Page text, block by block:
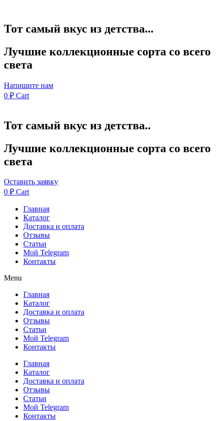
Тот самый вкус из детства...
Лучшие коллекционные сорта со всего
света
Напишите нам
0 ₽ Cart
Тот самый вкус из детства..
Лучшие коллекционные сорта со всего
света
Оставить заявку
0 ₽ Cart
Главная
Каталог
Доставка и оплата
Отзывы
Статьи
Мой Telegram
Контакты
Menu
Главная
Каталог
Доставка и оплата
Отзывы
Статьи
Мой Telegram
Контакты
Главная
Каталог
Доставка и оплата
Отзывы
Статьи
Мой Telegram
Контакты